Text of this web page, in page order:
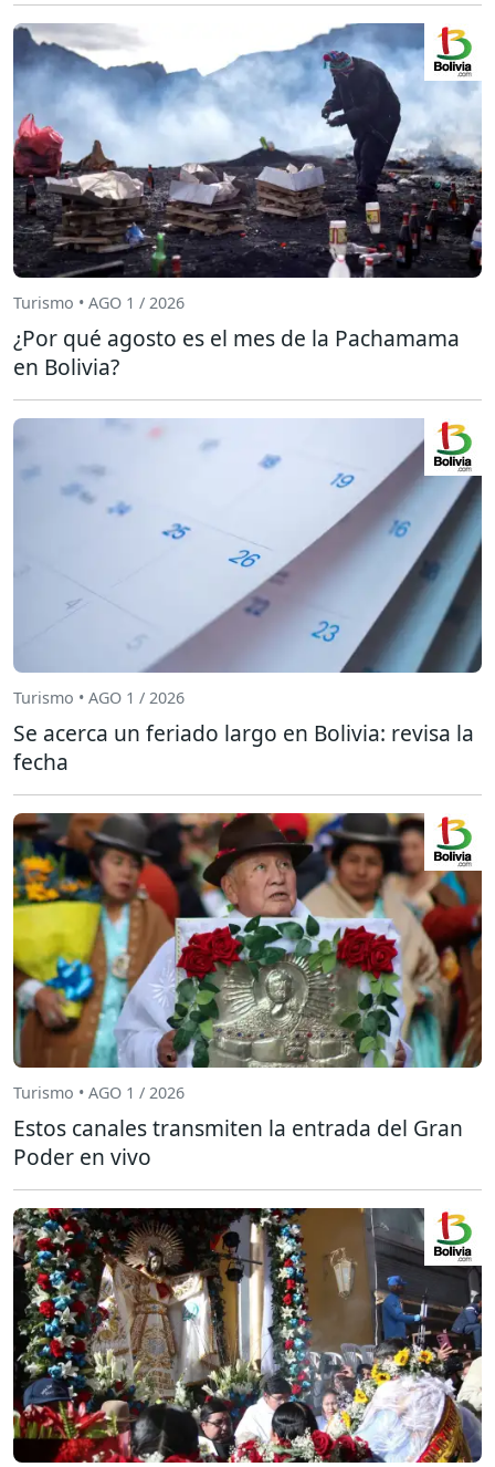
Turismo • AGO 1 / 2026
¿Por qué agosto es el mes de la Pachamama
en Bolivia?
Turismo • AGO 1 / 2026
Se acerca un feriado largo en Bolivia: revisa la
fecha
Turismo • AGO 1 / 2026
Estos canales transmiten la entrada del Gran
Poder en vivo